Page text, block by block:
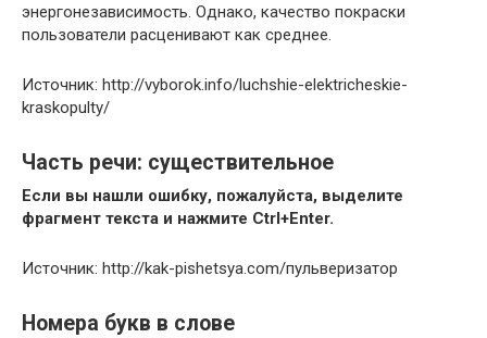
энергонезависимость. Однако, качество покраски
пользователи расценивают как среднее.
Источник: http://vyborok.info/luchshie-elektricheskie-
kraskopulty/
Часть речи: существительное
Если вы нашли ошибку, пожалуйста, выделите
фрагмент текста и нажмите Ctrl+Enter.
Источник: http://kak-pishetsya.com/пульверизатор
Номера букв в слове